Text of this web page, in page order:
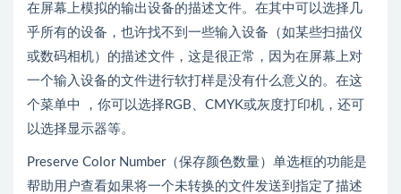
在屏幕上模拟的输出设备的描述文件。在其中可以选择几
乎所有的设备，也许找不到一些输入设备（如某些扫描仪
或数码相机）的描述文件，这是很正常，因为在屏幕上对
一个输入设备的文件进行软打样是没有什么意义的。在这
个菜单中 ，你可以选择RGB、CMYK或灰度打印机，还可
以选择显示器等。
Preserve Color Number（保存颜色数量）单选框的功能是
帮助用户查看如果将一个未转换的文件发送到指定了描述